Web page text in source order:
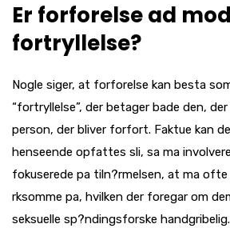
Er forforelse ad
fortryllelse?
Nogle siger, at forforelse kan besta
“fortryllelse”, der betager bade den,
person, der bliver forfort. Faktue kan
henseende opfattes sli, sa ma
fokuserede pa tiln?rmelsen, at ma
rksomme pa, hvilken der foregar om
seksuelle sp?ndingsforske handgribelig.